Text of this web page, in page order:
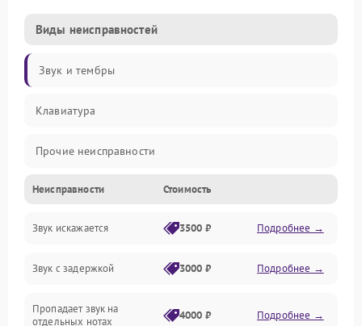
Виды неисправностей
Звук и тембры
Клавиатура
Прочие неисправности
Включение и работа
Управление и электроника
Подключения и интерфейсы
Педали и стойка
Неисправности Стоимость
Звук искажается 3500 ₽ Подробнее →
Звук с задержкой 3000 ₽ Подробнее →
Пропадает звук на
отдельных нотах
4000 ₽ Подробнее →